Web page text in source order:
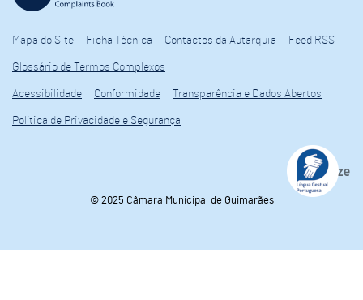
Mapa do Site Ficha Técnica Contactos da Autarquia Feed RSS
Glossário de Termos Complexos
Acessibilidade Conformidade Transparência e Dados Abertos
Política de Privacidade e Segurança
© 2025 Câmara Municipal de Guimarães